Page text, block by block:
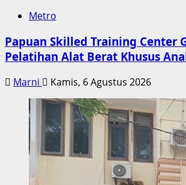
Metro
Papuan Skilled Training Center
Pelatihan Alat Berat Khusus
Marni Kamis, 6 Agustus 2026